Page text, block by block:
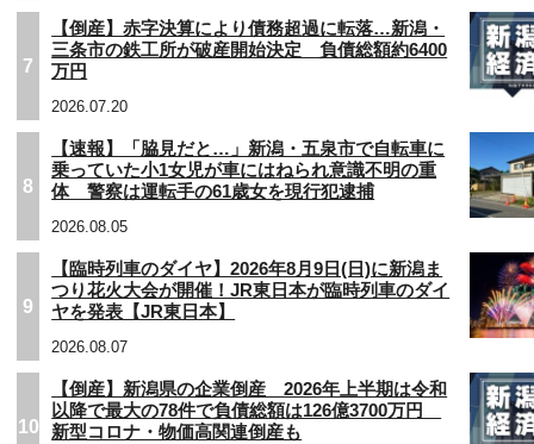
7
【倒産】赤字決算により債務超過に転落…新潟・
三条市の鉄工所が破産開始決定 負債総額約6400
万円
2026.07.20
8
【速報】「脇見だと…」新潟・五泉市で自転車に
乗っていた小1女児が車にはねられ意識不明の重
体 警察は運転手の61歳女を現行犯逮捕
2026.08.05
9
【臨時列車のダイヤ】2026年8月9日(日)に新潟ま
つり花火大会が開催！JR東日本が臨時列車のダイ
ヤを発表【JR東日本】
2026.08.07
10
【倒産】新潟県の企業倒産 2026年上半期は令和
以降で最大の78件で負債総額は126億3700万円
新型コロナ・物価高関連倒産も